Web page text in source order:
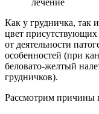
Как у грудничка, так
цвет
от деятельности
особенностей (при
беловато-желтый
грудничков).
Рассмотрим причины